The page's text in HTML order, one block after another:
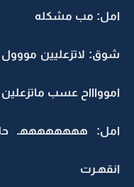
امل: مب مشكله
شوق: لاتزعليين مووول
اموواااح عسب ماتزعلين
امل: ههههههههـ
انقهـرت